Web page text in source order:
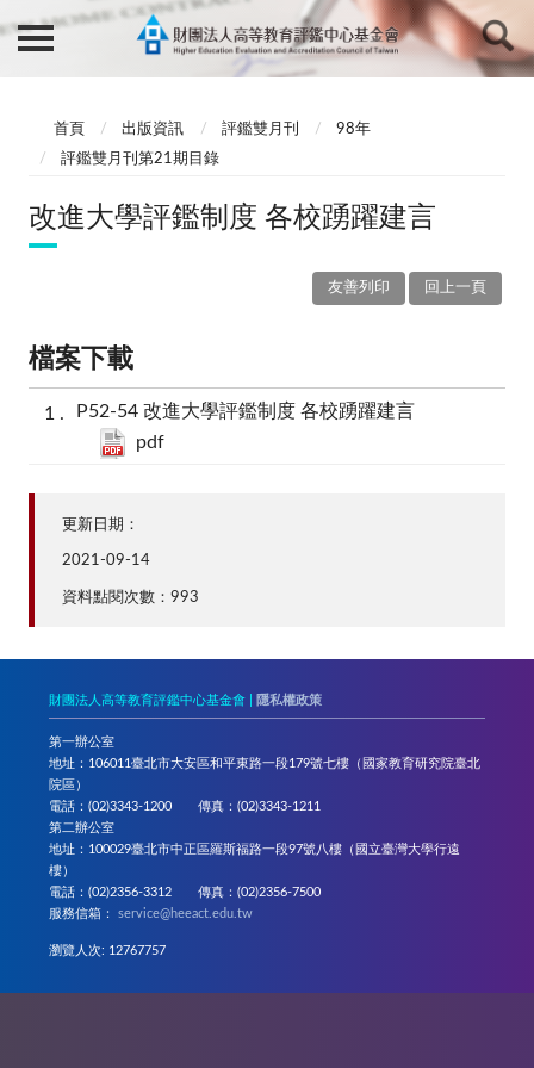
首頁 出版資訊 評鑑雙月刊
98年
評鑑雙月刊第21期目錄
改進大學評鑑制度 各校踴躍建言
回上一頁
友善列印
檔案下載
P52-54 改進大學評鑑制度 各校踴躍建言
pdf
更新日期：
2021-09-14
資料點閱次數：993
財團法人高等教育評鑑中心基金會 | 隱私權政策
第一辦公室
地址：106011臺北市大安區和平東路一段179號七樓（國家教育研究院臺北
院區）
電話：(02)3343-1200 傳真：(02)3343-1211
第二辦公室
地址：100029臺北市中正區羅斯福路一段97號八樓（國立臺灣大學行遠
樓）
電話：(02)2356-3312 傳真：(02)2356-7500
服務信箱：service@heeact.edu.tw
瀏覽人次: 12767757